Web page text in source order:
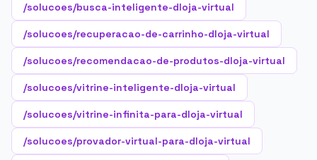
/solucoes/busca-inteligente-dloja-virtual
/solucoes/recuperacao-de-carrinho-dloja-virtual
/solucoes/recomendacao-de-produtos-dloja-virtual
/solucoes/vitrine-inteligente-dloja-virtual
/solucoes/vitrine-infinita-para-dloja-virtual
/solucoes/provador-virtual-para-dloja-virtual